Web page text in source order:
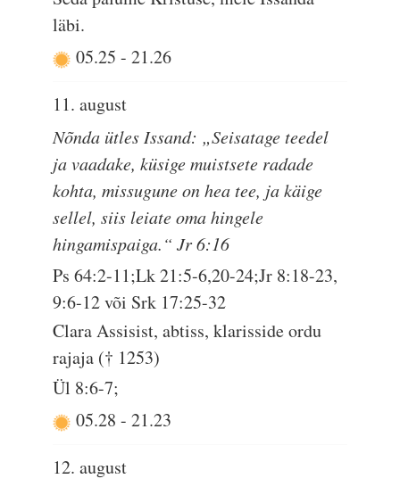
läbi.
05.25-21.26
11. august
Nõnda ütles Issand: „Seisatage teedel
ja vaadake, küsige muistsete radade
kohta, missugune on hea tee, ja käige
sellel, siis leiate oma hingele
hingamispaiga.“ Jr 6:16
Ps 64:2-11;Lk 21:5-6,20-24;Jr 8:18-23,
9:6-12 või Srk 17:25-32
Clara Assisist, abtiss, klarisside ordu
rajaja († 1253)
Ül 8:6-7;
05.28-21.23
12. august